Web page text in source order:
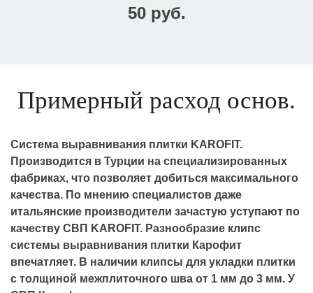
50 руб.
Примерный расход основ.
Система выравнивания плитки KAROFIT.
Производится в Турции на специализированных
фабриках, что позволяет добиться максимального
качества. По мнению специалистов даже
итальянские производители зачастую уступают по
качеству СВП KAROFIT. Разнообразие клипс
системы выравнивания плитки Карофит
впечатляет. В наличии клипсы для укладки плитки
с толщиной межплиточного шва от 1 мм до 3 мм. У